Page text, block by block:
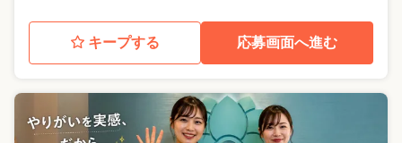
キープする 応募画面へ進む